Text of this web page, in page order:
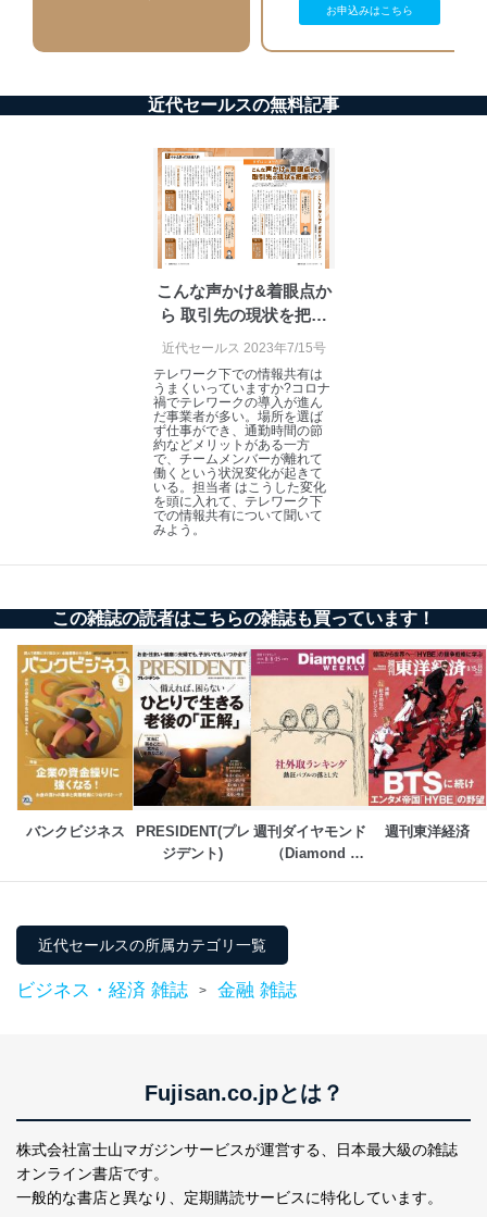
ソフトウェア等を導入し、自動更新 機能等の活用
により、これを最新状態としています。
メール等により個人データの含まれるファイルを
設定しています。
個人情報保護マネジメントシステムの継続的改善
当社は、内部監査及びマネジメントレビューの機会を通
じて、個人情報保護マネジメントシステムを継続的に改
善し、常に最良の状態を維持します。
苦情及び相談受付け窓口
貴殿の個人情報及び当社の個人情報保護マネジメントシ
ステムに関するご相談及び苦情については以下までご連
適切、かつ迅速に対応させていただきます。
株式会社富士山マガジンサービス 個人情報問い合わせ
TEL：0570-200-223
FAX：03-5459-7073
cs@fujisan.co.jp
改訂：2025年2月20日
代表取締役会長 西野 伸一郎
個人情報の取扱いについて
１．個人情報保護管理者
当社は以下の個人情報保護管理者を設置し、個人情報保
護管理者の責任のもと、個人情報を取得・アクセス・利
用・提供・管理いたします。
東京都渋谷区南平台町16-11
株式会社富士山マガジンサービス
代表取締役会長 西野 伸一郎
個人情報保護管理者: 経営管理グループディレクター 前
２．利用目的
当社が取り扱う開示対象個人情報の利用目的は次のとお
1 ービス等をご利用
の方の個人情報
商品代金回収のため
ｅメール等による商品、サービ
ス、キャンペーン等の広告の案内
のため
析して、趣味・嗜好に
お申込みはこちら
近代セールスの無料記事
こんな声かけ&着眼点か
ら 取引先の現状を把握
しよう
近代セールス 2023年7/15号
テレワーク下での情報共有は
うまくいっていますか?コロナ
禍でテレワークの導入が進ん
だ事業者が多い。場所を選ば
ず仕事ができ、通勤時間の節
約などメリットがある一方
で、チームメンバーが離れて
働くという状況変化が起きて
いる。担当者 はこうした変化
を頭に入れて、テレワーク下
での情報共有について聞いて
みよう。
この雑誌の読者はこちらの雑誌も買っています！
バンクビジネス
PRESIDENT(プレ
ジデント)
週刊ダイヤモンド
（Diamond
週刊東洋経済
近代セールスの所属カテゴリ一覧
ビジネス・経済 雑誌 > 金融 雑誌
Fujisan.co.jpとは？
株式会社富士山マガジンサービスが運営する、
日本最大級の雑誌
オンライン書店です。
一般的な書店と異なり、 定期購読サービスに特化しています。